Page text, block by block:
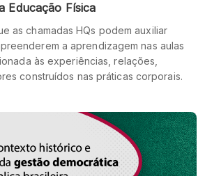
Educação Física
as chamadas HQs podem auxiliar
a aprendizagem nas aulas
às experiências, relações,
construídos nas práticas corporais.